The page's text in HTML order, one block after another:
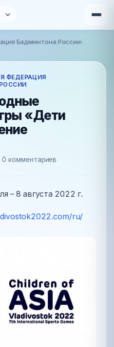
Бадминтона России›
ФЕДЕРАЦИЯ
«Дети
0 комментариев
– 8 августа 2022 г.
ru/